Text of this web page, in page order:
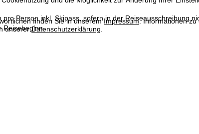
finden Sie in unseremImpressum. Informationen zu
unsererDatenschutzerklärung
pro Person inkl. Skipass, sofern in der Reiseausschreibung
Reisebeginn.